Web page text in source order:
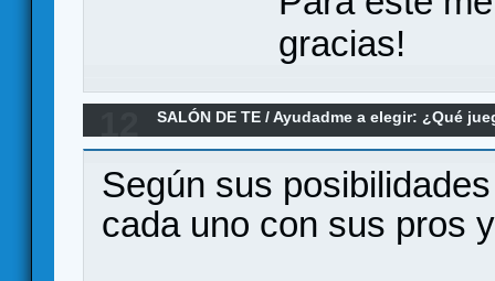
gracias!
SALÓN DE TE /Ayudadme a elegir: ¿Qué
Re:JUEGOS DE MESA Y DISTROFIA
Según sus
cada uno con sus pros